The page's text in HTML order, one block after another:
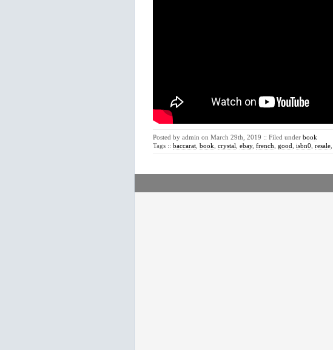
Posted by admin on March 29th, 2019 :: Filed under book
Tags :: baccarat book crystal ebay, french good isbn0 resale